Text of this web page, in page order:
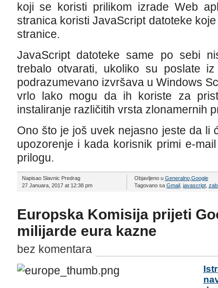
koji se koristi prilikom izrade Web
stranica koristi JavaScript datoteke
stranice.
JavaScript datoteke same po sebi
trebalo otvarati, ukoliko su poslate
podrazumevano izvršava u Windows
vrlo lako mogu da ih koriste za
instaliranje različitih vrsta zlonamernih
Ono što je još uvek nejasno jeste da li
upozorenje i kada korisnik primi e-
prilogu.
Napisao Slavnic Predrag
27 Januara, 2017 at 12:38 pm
Objavljeno u Generalno, Google
Tagovano sa Gmail, javascript,
Europska Komisija prijeti
milijarde eura kazne
bez komentara